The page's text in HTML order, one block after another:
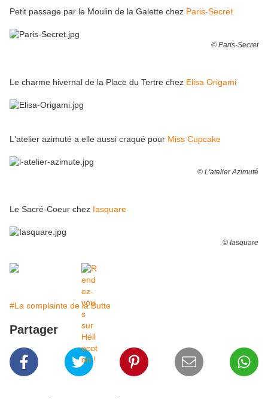
Petit passage par le Moulin de la Galette chez Paris-Secret
© Paris-Secret
Le charme hivernal de la Place du Tertre chez Elisa Origami
L'atelier azimuté a elle aussi craqué pour Miss Cupcake
© L'atelier Azimuté
Le Sacré-Coeur chez Iasquare
© Iasquare
#La complainte de la Butte
Partager